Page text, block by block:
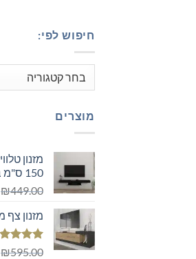
חיפוש לפי:
מוצרים
מזנון
150 ס"מ בצבע שחור
₪449.00
מזנון צף
דורג5.00
₪595.00